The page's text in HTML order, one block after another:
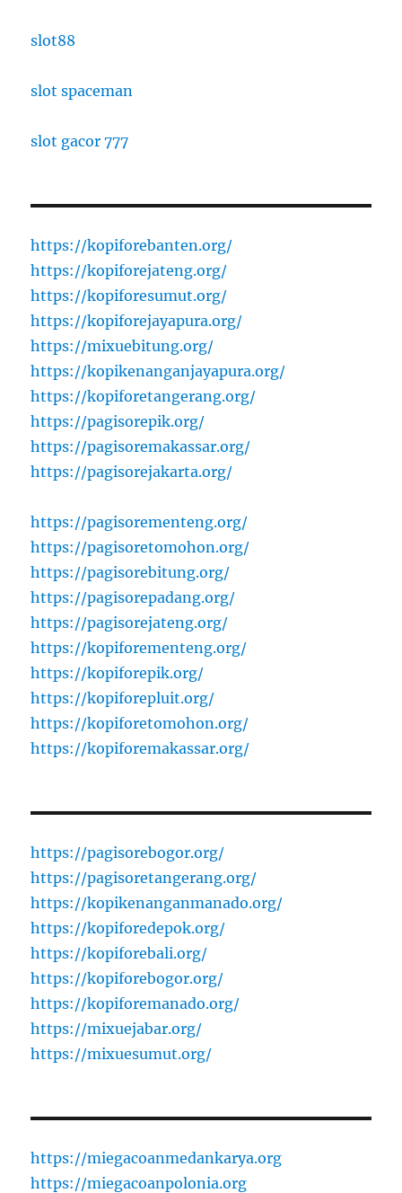
slot88
slot spaceman
slot gacor 777
https://kopiforebanten.org/
https://kopiforejateng.org/
https://kopiforesumut.org/
https://kopiforejayapura.org/
https://mixuebitung.org/
https://kopikenanganjayapura.org/
https://kopiforetangerang.org/
https://pagisorepik.org/
https://pagisoremakassar.org/
https://pagisorejakarta.org/
https://pagisorementeng.org/
https://pagisoretomohon.org/
https://pagisorebitung.org/
https://pagisorepadang.org/
https://pagisorejateng.org/
https://kopiforementeng.org/
https://kopiforepik.org/
https://kopiforepluit.org/
https://kopiforetomohon.org/
https://kopiforemakassar.org/
https://pagisorebogor.org/
https://pagisoretangerang.org/
https://kopikenanganmanado.org/
https://kopiforedepok.org/
https://kopiforebali.org/
https://kopiforebogor.org/
https://kopiforemanado.org/
https://mixuejabar.org/
https://mixuesumut.org/
https://miegacoanmedankarya.org
https://miegacoanpolonia.org